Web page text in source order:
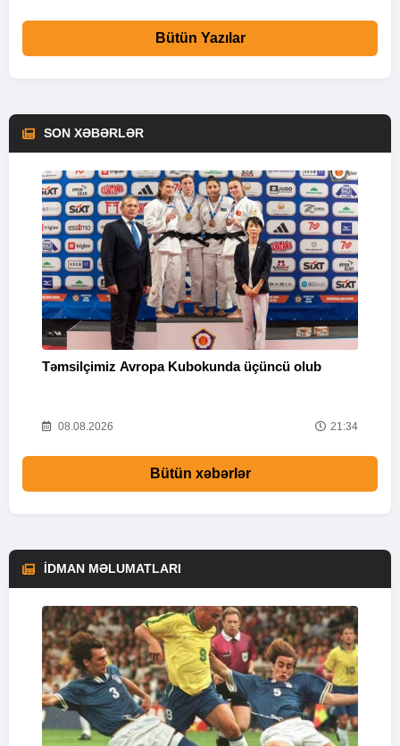
Bütün Yazılar
SON XƏBƏRLƏR
Təmsilçimiz Avropa Kubokunda üçüncü olub
08.08.2026 21:34
Bütün xəbərlər
İDMAN MƏLUMATLARI